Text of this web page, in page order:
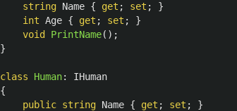
string Name { get ; set ;
}
int Age { get ; set ;
}
void
PrintName();
}
class Human:
IHuman
{
public string Name { get ; set ;
}